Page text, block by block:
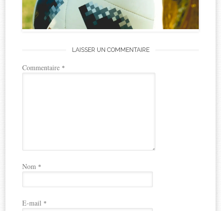
LAISSER UN COMMENTAIRE
Commentaire *
Nom *
E-mail *